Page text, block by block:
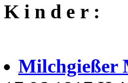
K i n d e r :
Milchgießer